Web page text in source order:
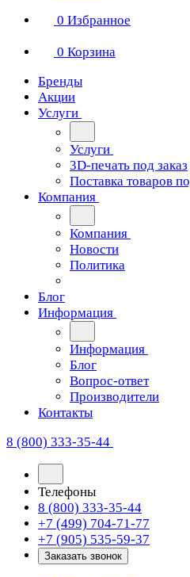
0 Избранное
0 Корзина
Бренды
Акции
Услуги
Услуги
3D-печать под заказ
Поставка товаров
Компания
Компания
Новости
Политика
Блог
Информация
Информация
Блог
Вопрос-ответ
Производители
Контакты
8 (800) 333-35-44
Телефоны
8 (800) 333-35-44
+7 (499) 704-71-77
+7 (905) 535-59-37
Заказать звонок